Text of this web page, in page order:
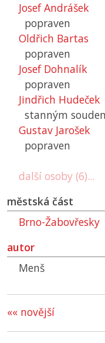
Josef Andrášek
popraven
Oldřich Bartas
popraven
Josef Dohnalík
popraven
Jindřich Hudeček
stanným
Gustav Jarošek
popraven
další osoby (6)...
městská část
Brno-Žabovřesky
autor
Menš
«« novější